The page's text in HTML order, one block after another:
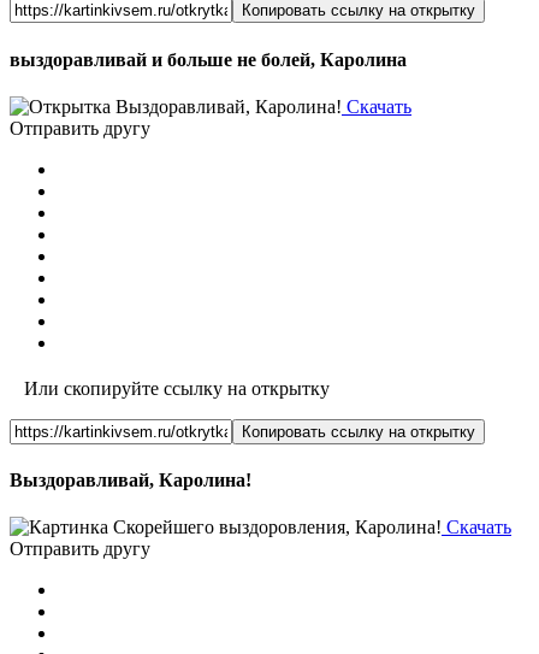
Копировать ссылку на открытку
выздоравливай и больше не болей, Каролина
Скачать
Отправить другу
Или скопируйте ссылку на открытку
Копировать ссылку на открытку
Выздоравливай, Каролина!
Скачать
Отправить другу